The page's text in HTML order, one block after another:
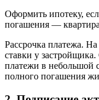
Оформить ипотеку,
погашения —
Рассрочка платежа.
ставки у
платежи в небольшой
полного погашения